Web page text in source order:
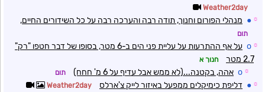
Weather2day
☼
● מנהלי הפורום וחנוך, תודה רבה והערכה רבה על כל השידורים החיים,
תום
☼
o
על אף ההתרעות על עליית פני הים ב-6 מטר, בסופו של דבר חטפו "רק"
2.7 מטר
חנוך א
☼
o אהה, בקטנה...(לא ממש אבל עדיף על 6 מ' חחח) תום
☼
● דליפת כימיקלים ממפעל באיזור לייק צ'ארלס Weather2day